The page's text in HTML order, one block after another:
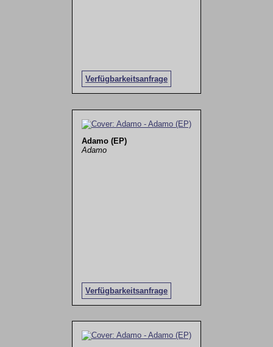
Verfügbarkeitsanfrage
Adamo (EP)
Adamo
Verfügbarkeitsanfrage